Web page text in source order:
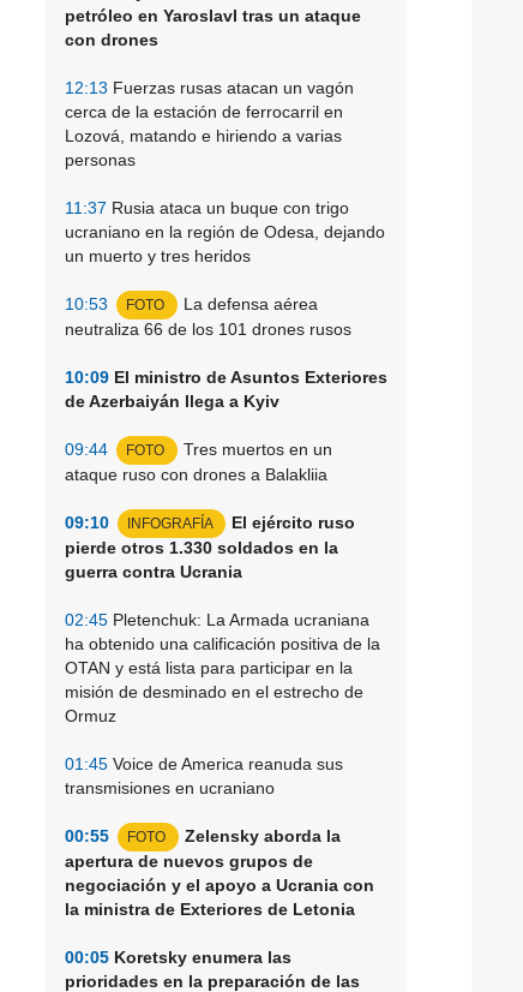
petróleo en Yaroslavl tras un ataque
con drones
12:13 Fuerzas rusas atacan un vagón
cerca de la estación de ferrocarril en
Lozová, matando e hiriendo a varias
personas
11:37 Rusia ataca un buque con trigo
ucraniano en la región de Odesa, dejando
un muerto y tres heridos
10:53 FOTO
La defensa aérea
neutraliza 66 de los 101 drones rusos
10:09 El ministro de Asuntos Exteriores
de Azerbaiyán llega a Kyiv
09:44 FOTO
Tres muertos en un
ataque ruso con drones a Balakliia
09:10 INFOGRAFÍA
El ejército ruso
pierde otros 1.330 soldados en la
guerra contra Ucrania
02:45 Pletenchuk: La Armada ucraniana
ha obtenido una calificación positiva de la
OTAN y está lista para participar en la
misión de desminado en el estrecho de
Ormuz
01:45 Voice de America reanuda sus
transmisiones en ucraniano
00:55 FOTO
Zelensky aborda la
apertura de nuevos grupos de
negociación y el apoyo a Ucrania con
la ministra de Exteriores de Letonia
00:05 Koretsky enumera las
prioridades en la preparación de las